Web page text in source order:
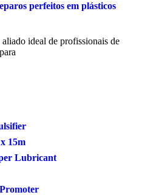
perfeitos em plásticos
ideal de profissionais de
15m
Lubricant